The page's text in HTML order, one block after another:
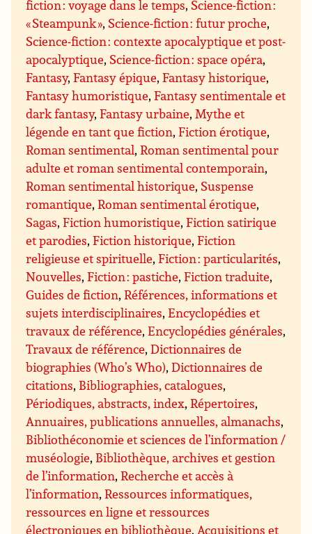
fiction : voyage dans le temps, Science-fiction :
« Steampunk », Science-fiction : futur proche,
Science-fiction : contexte apocalyptique et post-
apocalyptique, Science-fiction : space opéra,
Fantasy,Fantasy épique,Fantasy historique,
Fantasy humoristique,Fantasy sentimentale et
dark fantasy,Fantasy urbaine,Mythe et
légende en tant que fiction,Fiction érotique,
Roman sentimental,Roman sentimental pour
adulte et roman sentimental contemporain,
Roman sentimental historique, Suspense
romantique,Roman sentimental érotique,
Sagas,Fiction humoristique,Fiction satirique
et parodies,Fiction historique,Fiction
religieuse et spirituelle,Fiction : particularités,
Nouvelles,Fiction : pastiche,Fiction traduite,
Guides de fiction,Références, informations et
sujets interdisciplinaires,Encyclopédies et
travaux de référence,Encyclopédies générales,
Travaux de référence,Dictionnaires de
biographies (Who’s Who),Dictionnaires de
citations, Bibliographies, catalogues,
Périodiques, abstracts, index,Répertoires,
Annuaires, publications annuelles, almanachs,
Bibliothéconomie et sciences de l’information /
muséologie, Bibliothèque, archives et gestion
de l’information,Recherche et accès à
l’information,Ressources informatiques,
ressources en ligne et ressources
électroniques en bibliothèque,Acquisitions et